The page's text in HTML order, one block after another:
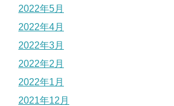
2022年5月
2022年4月
2022年3月
2022年2月
2022年1月
2021年12月